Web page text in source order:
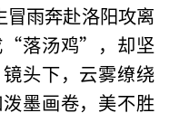
雨奔赴洛阳攻离
“落汤鸡”，却坚
头下，云雾缭绕
墨画卷，美不胜